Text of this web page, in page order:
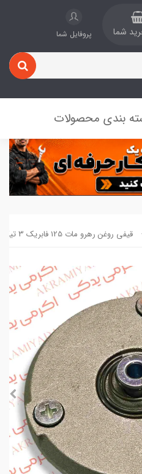
شما پروفایل شما
بندی محصولات
قیفی روغن رهرو مات 125 فابریک 3 تیکه کد 85421